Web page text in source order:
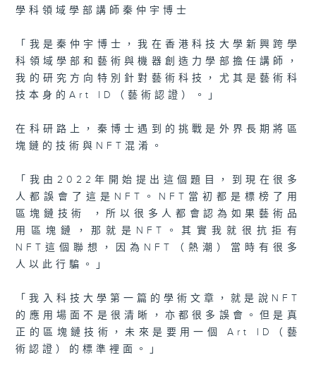
學科領域學部講師秦仲宇博士
「我是秦仲宇博士，我在香港科技大學新興跨學
科領域學部和藝術與機器創造力學部擔任講師，
我的研究方向特別針對藝術科技，尤其是藝術科
技本身的Art ID（藝術認證）。」
在科研路上，秦博士遇到的挑戰是外界長期將區
塊鏈的技術與NFT混淆。
「我由2022年開始提出這個題目，到現在很多
人都誤會了這是NFT。NFT當初都是標榜了用
區塊鏈技術 ，所以很多人都會認為如果藝術品
用區塊鏈，那就是NFT。其實我就很抗拒有
NFT這個聯想，因為NFT（熱潮）當時有很多
人以此行騙。」
「我入科技大學第一篇的學術文章，就是說NFT
的應用場面不是很清晰，亦都很多誤會。但是真
正的區塊鏈技術，未來是要用一個 Art ID（藝
術認證）的標準裡面。」